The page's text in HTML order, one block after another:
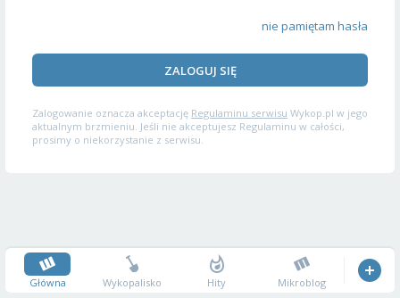
nie pamiętam hasła
ZALOGUJ SIĘ
Zalogowanie oznacza akceptację Regulaminu serwisu Wykop.pl w jego
aktualnym brzmieniu. Jeśli nie akceptujesz Regulaminu w całości,
prosimy o niekorzystanie z serwisu.
Główna Wykopalisko Hity Mikroblog